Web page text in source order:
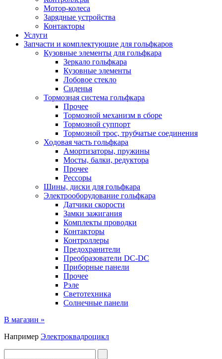
Мотор-колеса
Зарядные устройства
Контакторы
Услуги
Запчасти и комплектующие для гольфкаров
Кузовные элементы для гольфкара
Зеркало гольфкара
Кузовные элементы
Лобовое стекло
Сиденья
Тормозная система гольфкара
Прочее
Тормозной механизм в сборе
Тормозной суппорт
Тормозной трос, трубчатые соединения
Ходовая часть гольфкара
Амортизаторы, пружины
Мосты, балки, редуктора
Прочее
Рессоры
Шины, диски для гольфкара
Электрооборудование гольфкара
Датчики скорости
Замки зажигания
Комплекты проводки
Контакторы
Контроллеры
Предохранители
Преобразователи DC-DC
Приборные панели
Прочее
Рэле
Светотехника
Солнечные панели
В магазин »
Например Электроквадроцикл